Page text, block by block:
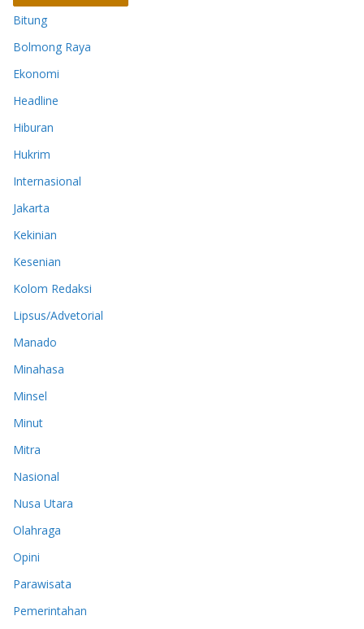
Bitung
Bolmong Raya
Ekonomi
Headline
Hiburan
Hukrim
Internasional
Jakarta
Kekinian
Kesenian
Kolom Redaksi
Lipsus/Advetorial
Manado
Minahasa
Minsel
Minut
Mitra
Nasional
Nusa Utara
Olahraga
Opini
Parawisata
Pemerintahan